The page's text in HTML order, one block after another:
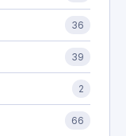
36
39
2
66